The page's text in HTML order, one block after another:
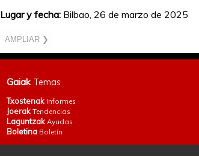
Lugar y fecha: Bilbao, 26 de marzo de 2025
AMPLIAR ❯
GaiakTemas
TxostenakInformes
JoerakTendencias
LaguntzakAyudas
BoletinaBoletín